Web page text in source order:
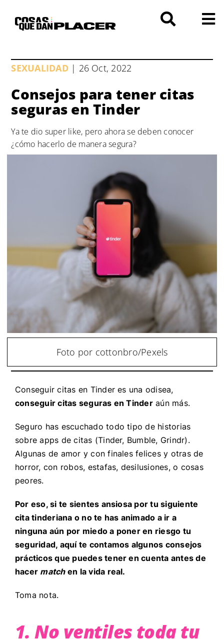
contenido
SEXUALIDAD| 26 Oct, 2022
Consejos para tener citas
seguras en Tinder
Ya te dio super like, pero ahora se deben conocer
¿cómo hacerlo de manera segura?
Foto por cottonbro/Pexels
Conseguir citas en Tinder es una odisea,
conseguir citas seguras en Tinderaún más.
Seguro has escuchado todo tipo de historias
sobre apps de citas (Tinder, Bumble, Grindr).
Algunas de amor y con finales felices y otras de
horror, con robos, estafas, desilusiones, o cosas
peores.
Por eso, si te sientes ansiosa por tu siguiente
cita tinderiana o no te has animado a ir a
ninguna aún por miedo a poner en riesgo tu
seguridad, aquí te contamos algunos consejos
prácticos que puedes tener en cuenta antes de
hacer matchen la vida real.
Toma nota.
1. No ventiles toda tu